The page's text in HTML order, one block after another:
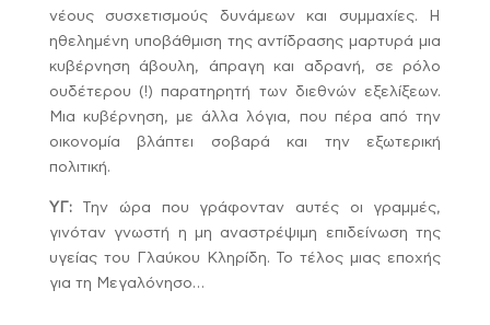
νέους συσχετισμούς δυνάμεων και συμμαχίες. Η
ηθελημένη υποβάθμιση της αντίδρασης μαρτυρά μια
κυβέρνηση άβουλη, άπραγη και αδρανή, σε ρόλο
ουδέτερου (!) παρατηρητή των διεθνών εξελίξεων.
Μια κυβέρνηση, με άλλα λόγια, που πέρα από την
οικονομία βλάπτει σοβαρά και την εξωτερική
πολιτική.
ΥΓ:Την ώρα που γράφονταν αυτές οι γραμμές,
γινόταν γνωστή η μη αναστρέψιμη επιδείνωση της
υγείας του Γλαύκου Κληρίδη. Το τέλος μιας εποχής
για τη Μεγαλόνησο…